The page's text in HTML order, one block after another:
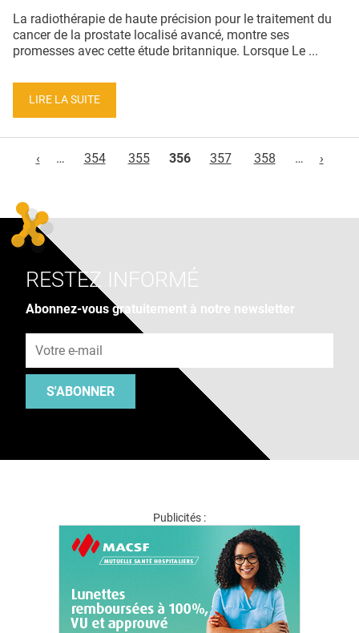
La radiothérapie de haute précision pour le traitement du
cancer de la prostate localisé avancé, montre ses
promesses avec cette étude britannique. Lorsque Le ...
LIRE LA SUITE
‹
… 354 355 356 357 358 … ›
RESTEZ INFORMÉ
Abonnez-vous gratuitement à notre newsletter
S'ABONNER
Publicités :